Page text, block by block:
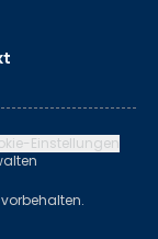
Einstellungen